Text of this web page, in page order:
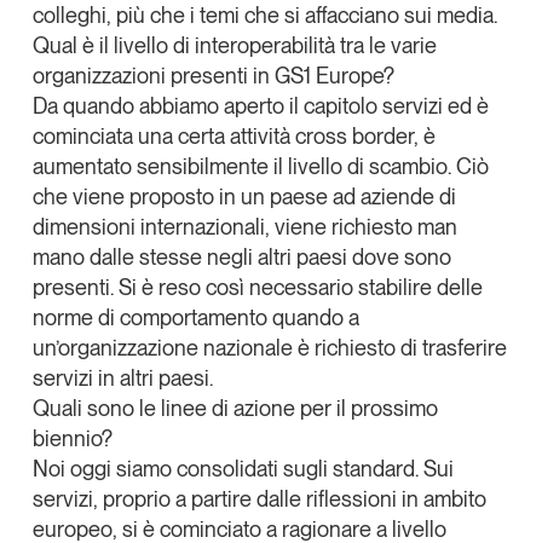
colleghi, più che i temi che si affacciano sui media.
Qual è il livello di interoperabilità tra le varie
organizzazioni presenti in GS1 Europe?
Da quando abbiamo aperto il capitolo servizi ed è
cominciata una certa attivitàcross border, è
aumentato sensibilmente il livello di scambio. Ciò
che viene proposto in un paese ad aziende di
dimensioni internazionali, viene richiesto man
mano dalle stesse negli altri paesi dove sono
presenti. Si è reso così necessario stabilire delle
norme di comportamento quando a
un’organizzazione nazionale è richiesto di trasferire
servizi in altri paesi.
Quali sono le linee di azione per il prossimo
biennio?
Noi oggi siamo consolidati sugli standard. Sui
servizi, proprio a partire dalle riflessioni in ambito
europeo, si è cominciato a ragionare a livello